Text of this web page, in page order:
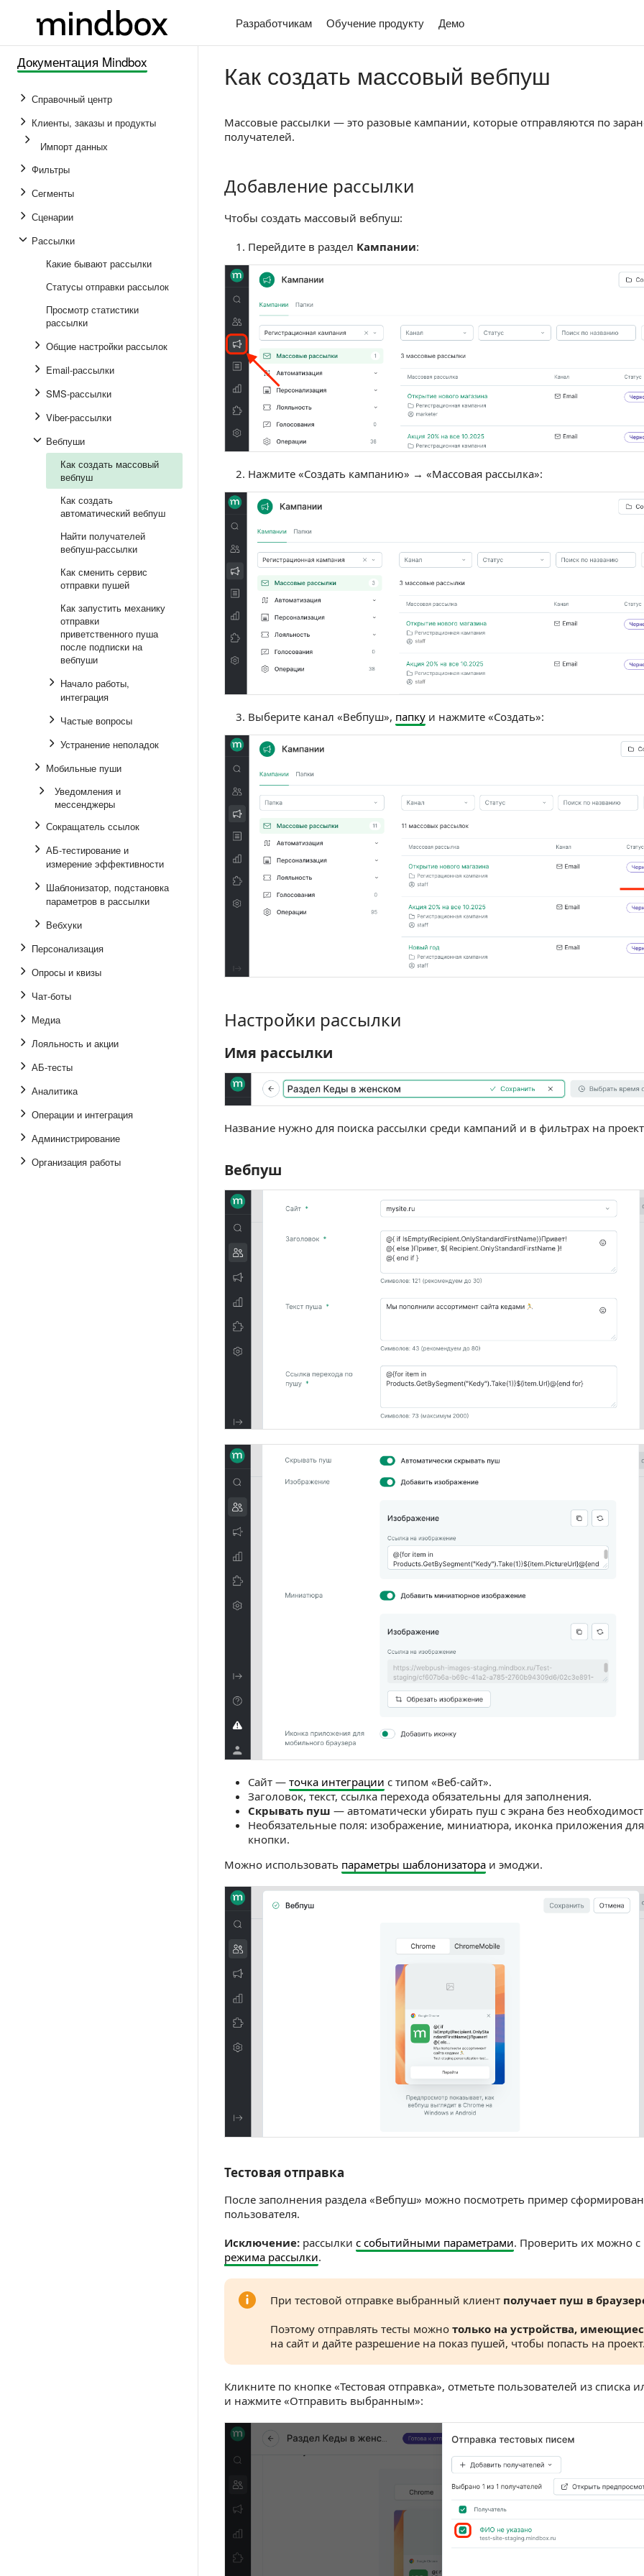
Разработчикам Обучение продукту Демо
Документация Mindbox
Справочный центр
Клиенты, заказы и продукты
Импорт данных
Фильтры
Сегменты
Сценарии
Рассылки
Какие бывают рассылки
Статусы отправки рассылок
Просмотр статистики
рассылки
Общие настройки рассылок
Email-рассылки
SMS-рассылки
Viber-рассылки
Вебпуши
Как создать массовый
вебпуш
Как создать
автоматический вебпуш
Найти получателей
вебпуш-рассылки
Как сменить сервис
отправки пушей
Как запустить механику
отправки
приветственного пуша
после подписки на
вебпуши
Начало работы,
интеграция
Частые вопросы
Устранение неполадок
Мобильные пуши
Уведомления и
мессенджеры
Сокращатель ссылок
АБ-тестирование и
измерение эффективности
Шаблонизатор, подстановка
параметров в рассылки
Вебхуки
Персонализация
Опросы и квизы
Чат-боты
Медиа
Лояльность и акции
АБ-тесты
Аналитика
Операции и интеграция
Администрирование
Организация работы
Как создать массовый вебпуш
Массовые рассылки — это разовые кампании, которые отправляются по
получателей.
Добавление рассылки
Добавление рассылки
Чтобы создать массовый вебпуш:
Перейдите в раздел Кампании:
Нажмите «Создать кампанию» → «Массовая рассылка»:
Выберите канал «Вебпуш», папку и нажмите «Создать»:
Настройки рассылки
Настройки рассылки
Имя рассылки
Имя рассылки
Название нужно для поиска рассылки среди кампаний и в фильтрах на
Вебпуш
Вебпуш
Сайт — точка интеграции с типом «Веб-сайт».
Заголовок, текст, ссылка перехода обязательны для заполнения.
Скрывать пуш — автоматически убирать пуш с экрана без
Необязательные поля: изображение, миниатюра, иконка приложения
кнопки.
Можно использовать параметры шаблонизатора и эмоджи.
Тестовая отправка
Тестовая отправка
После заполнения раздела «Вебпуш» можно посмотреть пример
пользователя.
Исключение: рассылки с событийными параметрами. Проверить их можно
режима рассылки.
При тестовой отправке выбранный клиент получает пуш в
Поэтому отправлять тесты можно только на устройства,
на сайт и дайте разрешение на показ пушей, чтобы попасть на
Кликните по кнопке «Тестовая отправка», отметьте пользователей из списка
и нажмите «Отправить выбранным»: